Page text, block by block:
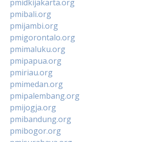
pmidkijakarta.org
pmibali.org
pmijambi.org
pmigorontalo.org
pmimaluku.org
pmipapua.org
pmiriau.org
pmimedan.org
pmipalembang.org
pmijogja.org
pmibandung.org
pmibogor.org